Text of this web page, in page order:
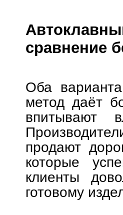
сравнение
Оба
метод даёт
впитывают
продают
которые
клиенты
готовому